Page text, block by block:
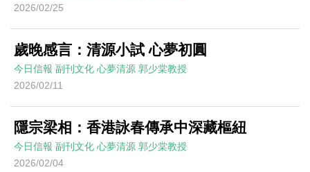
2026/02/25
歲晚感言：清源小試 心夢初圓
今日信報 副刊文化 心夢清源 郭少棠教授
2026/02/11
隱宗梁相：香港詠春傳承中深藏樞紐
今日信報 副刊文化 心夢清源 郭少棠教授
2026/02/04